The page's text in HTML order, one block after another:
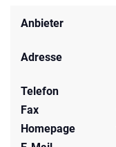
Anbieter
Adresse
Telefon
Fax
Homepage